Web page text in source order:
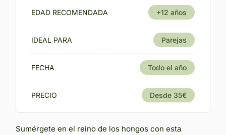
Sumérgete en el reino de los hongos con esta
EDAD RECOMENDADA +12 años
IDEAL PARA Parejas
FECHA Todo el año
PRECIO Desde 35€